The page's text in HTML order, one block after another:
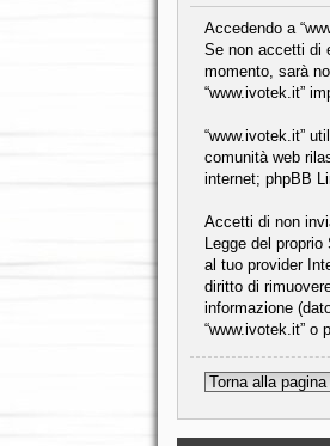
Accedendo a
Se non accetti di
momento, sarà
“www.ivotek.it”
“www.ivotek.it”
comunità web
internet; phpBB
Accetti di non
Legge del
al tuo provider
diritto di
informazione
“www.ivotek.it”
Torna alla